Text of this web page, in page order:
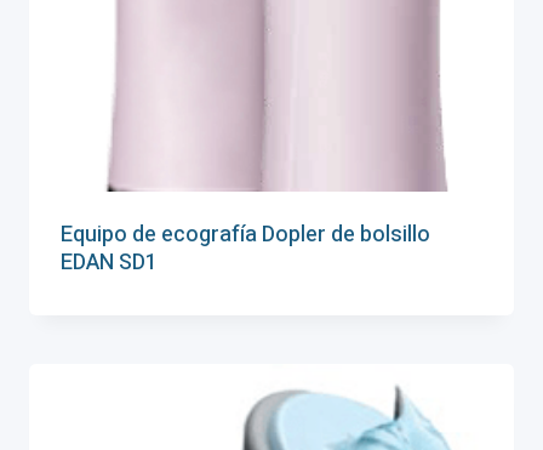
Equipo de ecografía Dopler de bolsillo
EDAN SD1